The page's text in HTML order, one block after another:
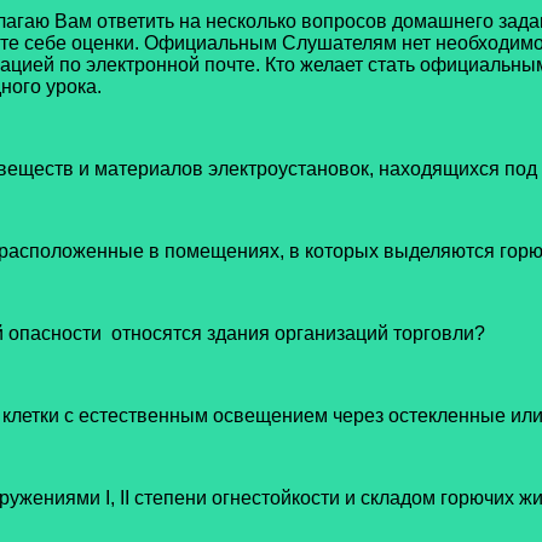
Вам ответить на несколько вопросов домашнего
себе оценки. Официальным Слушателям нет
по электронной почте. Кто желает стать
урока.
и материалов электроустановок, находящихся
в помещениях, в которых выделяются
относятся здания организаций торговли?
с естественным освещением через остекленные
I, II степени огнестойкости и складом горючих